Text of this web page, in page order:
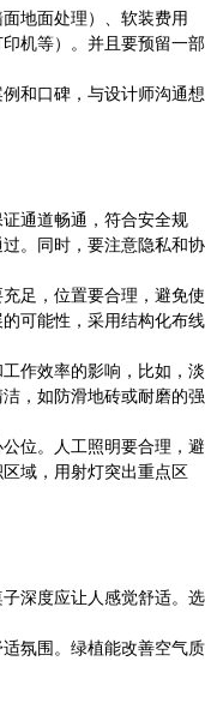
地面处理）、软装费用
机等）。并且要预留一部
和口碑，与设计师沟通想
通道畅通，符合安全规
。同时，要注意隐私和协
足，位置要合理，避免使
可能性，采用结构化布线
作效率的影响，比如，淡
，如防滑地砖或耐磨的强
位。人工照明要合理，避
域，用射灯突出重点区
深度应让人感觉舒适。选
氛围。绿植能改善空气质